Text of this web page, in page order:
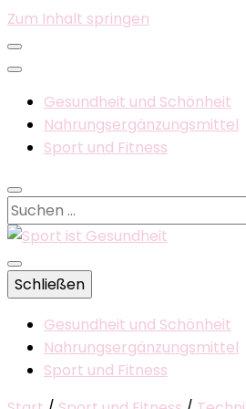
Zum Inhalt springen
Gesundheit und Schönheit
Nahrungsergänzungsmittel
Sport und Fitness
Suchen
nach:
Sport ist
Schließen
Gesundheit und Schönheit
Nahrungsergänzungsmittel
Sport und Fitness